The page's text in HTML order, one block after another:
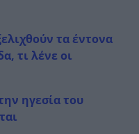
τα έντονα
τι λένε οι
ηγεσία του